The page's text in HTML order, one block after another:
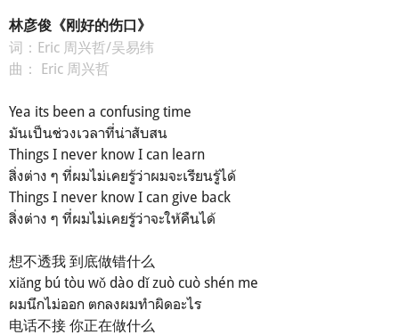
林彦俊《刚好的伤口》
词：Eric 周兴哲/吴易纬
曲： Eric 周兴哲
Yea its been a confusing time
มันเป็นช่วงเวลาที่น่าสับสน
Things I never know I can learn
สิ่งต่าง ๆ ที่ผมไม่เคยรู้ว่าผมจะเรียนรู้ได้
Things I never know I can give back
สิ่งต่าง ๆ ที่ผมไม่เคยรู้ว่าจะให้คืนได้
想不透我 到底做错什么
xiǎng bú tòu wǒ dào dǐ zuò cuò shén me
ผมนึกไม่ออก ตกลงผมทำผิดอะไร
电话不接 你正在做什么